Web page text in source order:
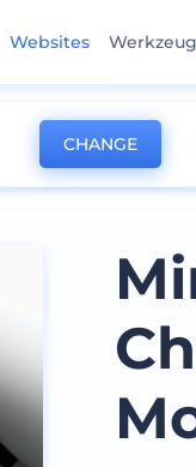
Websites
CHANGE